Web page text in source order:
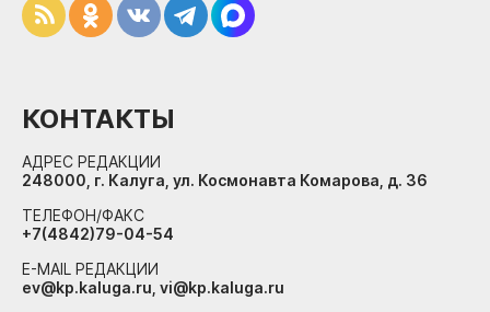
КОНТАКТЫ
АДРЕС РЕДАКЦИИ
248000, г. Калуга, ул. Космонавта Комарова, д. 36
ТЕЛЕФОН/ФАКС
+7(4842)79-04-54
E-MAIL РЕДАКЦИИ
ev@kp.kaluga.ru, vi@kp.kaluga.ru